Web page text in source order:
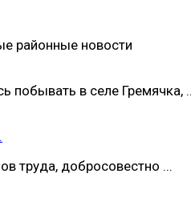
районные новости
побывать в селе Гремячка,
труда, добросовестно ...